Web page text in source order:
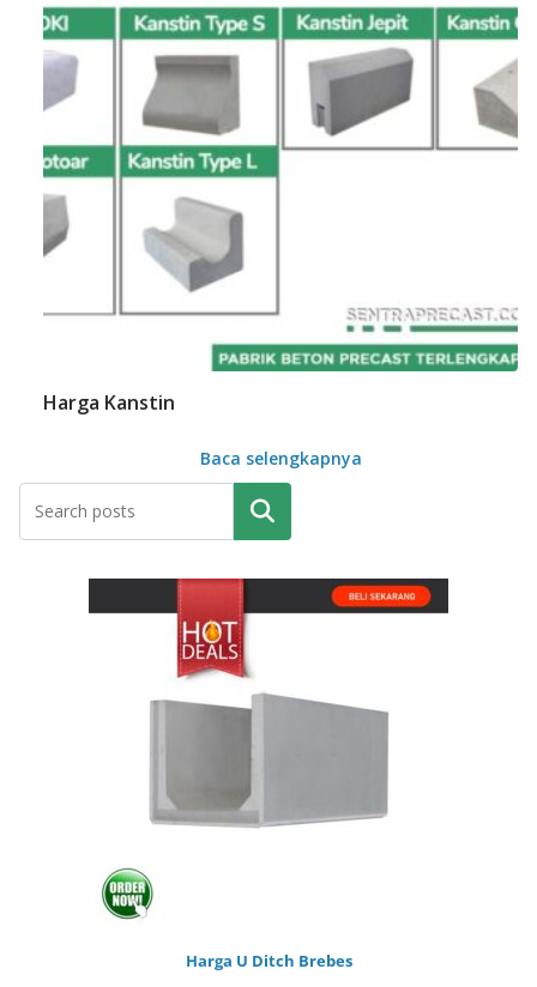
Harga Kanstin
Baca selengkapnya
Pencarian
Harga U Ditch Brebes